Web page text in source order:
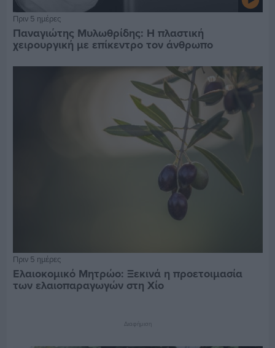
Πριν 5 ημέρες
Παναγιώτης Μυλωθρίδης: Η πλαστική
χειρουργική με επίκεντρο τον άνθρωπο
Πριν 5 ημέρες
Ελαιοκομικό Μητρώο: Ξεκινά η προετοιμασία
των ελαιοπαραγωγών στη Χίο
Διαφήμιση